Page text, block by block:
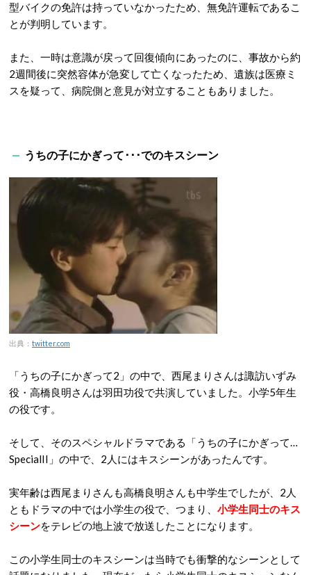
型バイクの免許は持っていなかったため、無免許運転であるこ
とが判明しています。
また、一時は意識が戻って回復傾向にあったのに、事故から約
2週間後に突然容体が急変して亡くなったため、遺族は医療ミ
スを疑って、病院側と意見が対立することもありました。
うちの子にかぎって･･･でのキスシーン
出典： twitter.com
「うちの子にかぎって2」の中で、西尾まりさんは諏訪いずみ
役・高橋良明さんは羽田功役で共演していました。小学5年生
の役です。
そして、そのスペシャルドラマである「うちの子にかぎって…
SpecialII」の中で、2人にはキスシーンがあったんです。
実年齢は西尾まりさんも高橋良明さんも中学生でしたが、2人
ともドラマの中では小学生の役で、つまり、 小学生同士のキス
シーンをテレビの地上波で放送したことになります。
この小学生同士のキスシーンは当時でも衝撃的なシーンとして